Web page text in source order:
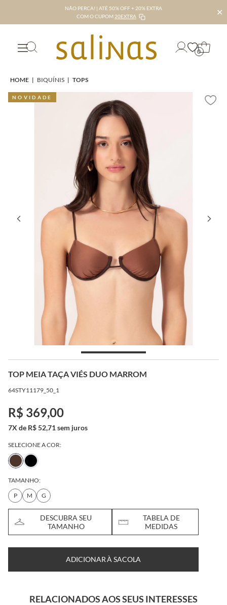
NÃO PERCA! | ATÉ 50% OFF + 20% EXTRA
COM O CUPOM 20EXTRA ✕
0
HOME | BIQUÍNIS | TOPS
NOVIDADE
TOP MEIA TAÇA VIÉS DUO MARROM
64STY11179_50_1
R$ 369,00
7X de R$ 52,71 sem juros
SELECIONE A COR:
TAMANHO:
P
M G
DESCUBRA SEU
TAMANHO
TABELA DE
MEDIDAS
ADICIONAR À SACOLA
RELACIONADOS AOS SEUS INTERESSES